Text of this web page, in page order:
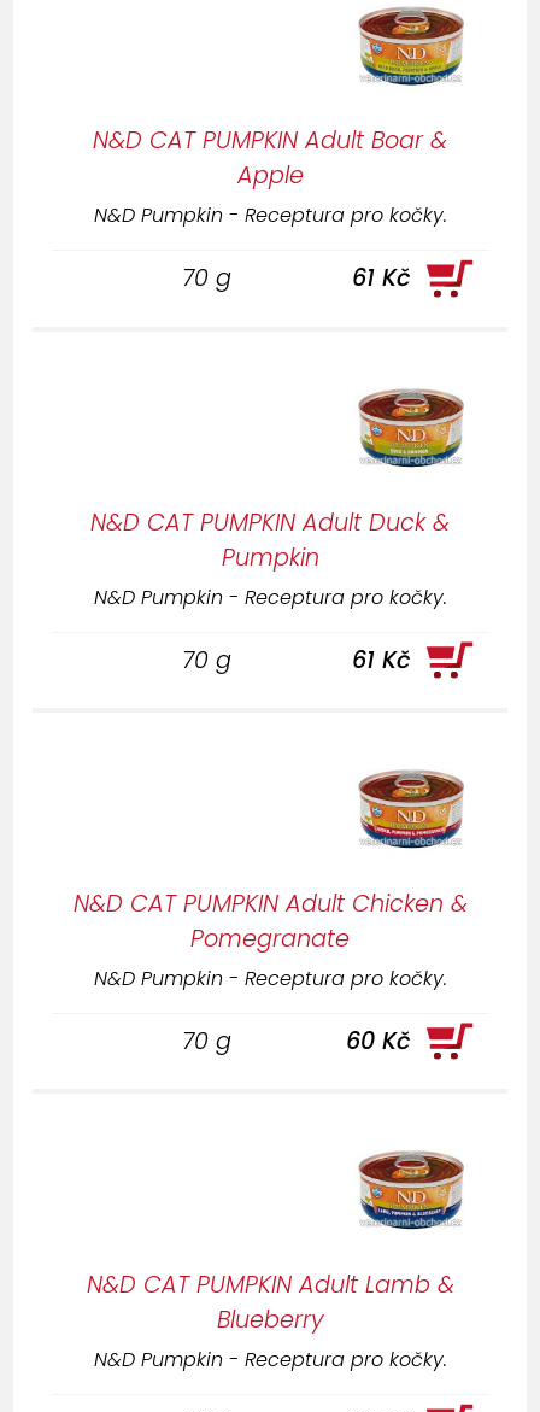
N&D CAT PUMPKIN Adult Boar &
Apple
N&D Pumpkin - Receptura pro kočky.
70 g 61 Kč
N&D CAT PUMPKIN Adult Duck &
Pumpkin
N&D Pumpkin - Receptura pro kočky.
70 g 61 Kč
N&D CAT PUMPKIN Adult Chicken &
Pomegranate
N&D Pumpkin - Receptura pro kočky.
70 g 60 Kč
N&D CAT PUMPKIN Adult Lamb &
Blueberry
N&D Pumpkin - Receptura pro kočky.